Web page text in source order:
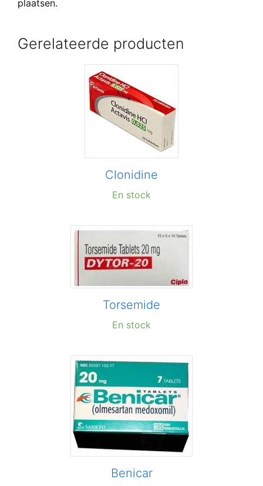
plaatsen.
Gerelateerde producten
Clonidine
En stock
Torsemide
En stock
Benicar